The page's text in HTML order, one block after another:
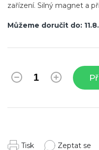
Můžeme doručit do:
zařízení. Silný magnet a
Tisk Zeptat se